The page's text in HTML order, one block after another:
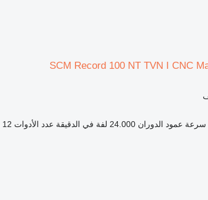
SCM Record 100 NT TVN I CNC
سرعة عمود الدوران 24.000 لفة في الدقيقة عدد الأدوات 12